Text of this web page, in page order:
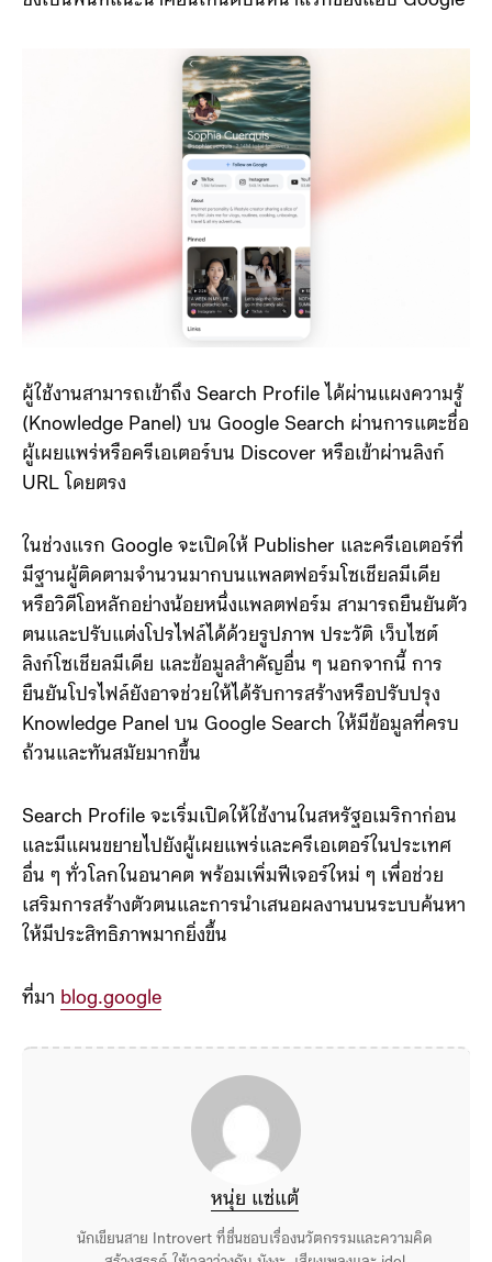
และเพิ่มโอกาสที่เนื้อหาจะปรากฏบน Google Discover
ผู้ใช้งานสามารถเข้าถึง Search Profile ได้ผ่านแผงความรู้
(Knowledge Panel) บน Google Search ผ่านการแตะชื่อ
ผู้เผยแพร่หรือครีเอเตอร์บน Discover หรือเข้าผ่านลิงก์
ในช่วงแรก Google จะเปิดให้ Publisher และครีเอเตอร์ที่
มีฐานผู้ติดตามจำนวนมากบนแพลตฟอร์มโซเชียลมีเดีย
หรือวิดีโอหลักอย่างน้อยหนึ่งแพลตฟอร์ม สามารถยืนยันตัว
ตนและปรับแต่งโปรไฟล์ได้ด้วยรูปภาพ ประวัติ เว็บไซต์
ลิงก์โซเชียลมีเดีย และข้อมูลสำคัญอื่น ๆ นอกจากนี้ การ
ยืนยันโปรไฟล์ยังอาจช่วยให้ได้รับการสร้างหรือปรับปรุง
Knowledge Panel บน Google Search ให้มีข้อมูลที่ครบ
Search Profile จะเริ่มเปิดให้ใช้งานในสหรัฐอเมริกาก่อน
และมีแผนขยายไปยังผู้เผยแพร่และครีเอเตอร์ในประเทศ
อื่น ๆ ทั่วโลกในอนาคต พร้อมเพิ่มฟีเจอร์ใหม่ ๆ เพื่อช่วย
เสริมการสร้างตัวตนและการนำเสนอผลงานบนระบบค้นหา
หนุ่ย แซ่แต้